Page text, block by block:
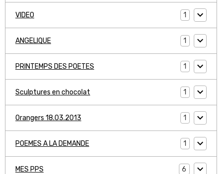
VIDEO 1
ANGELIQUE 1
PRINTEMPS DES POETES 1
Sculptures en chocolat 1
Orangers 18.03.2013 1
POEMES A LA DEMANDE 1
MES PPS 6